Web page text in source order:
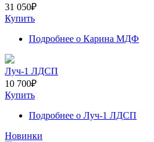
31 050₽
Купить
Подробнее о Карина МДФ
Луч-1 ЛДСП
10 700₽
Купить
Подробнее о Луч-1 ЛДСП
Новинки